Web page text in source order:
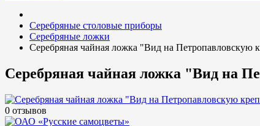
Cеребряные столовые приборы
Серебряные ложки
Серебряная чайная ложка "Вид на Петропавловскую
Серебряная чайная ложка "Вид на
0 отзывов